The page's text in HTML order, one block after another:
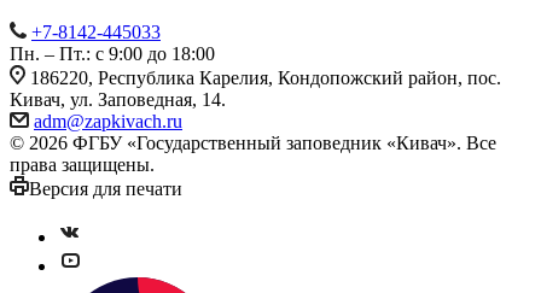
+7-8142-445033
Пн. – Пт.: с 9:00 до 18:00
186220, Республика Карелия, Кондопожский район, пос.
Кивач, ул. Заповедная, 14.
adm@zapkivach.ru
© 2026 ФГБУ «Государственный заповедник «Кивач». Все
права защищены.
Версия для печати